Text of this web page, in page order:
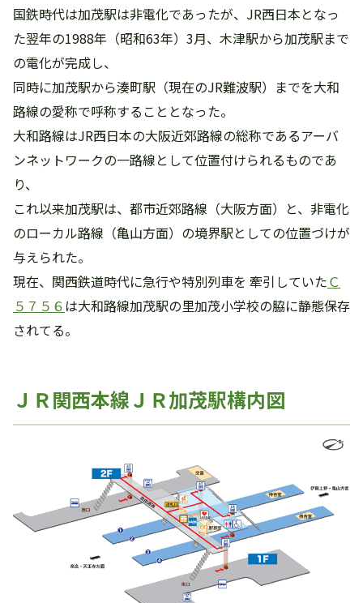
国鉄時代は加茂駅は非電化であったが、JR西日本となっ
た翌年の1988年（昭和63年）3月、木津駅から加茂駅まで
の電化が完成し、
同時に加茂駅から湊町駅（現在のJR難波駅）までを大和
路線の愛称で呼称することとなった。
大和路線はJR西日本の大阪近郊路線の総称であるアーバ
ンネットワークの一路線として位置付けられるものであ
り、
これ以来加茂駅は、都市近郊路線（大阪方面）と、非電化
のローカル路線（亀山方面）の境界駅としての位置づけが
与えられた。
現在、関西鉄道時代に急行や特別列車を 牽引していたＣ
５７５６は大和路線加茂駅の里加茂小学校の脇に静態保存
されてる。
ＪＲ関西本線ＪＲ加茂駅構内図